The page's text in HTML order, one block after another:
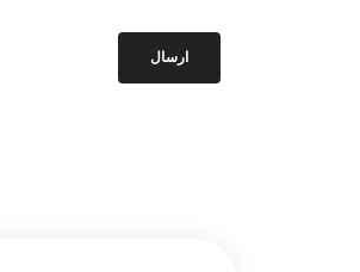
ارسال